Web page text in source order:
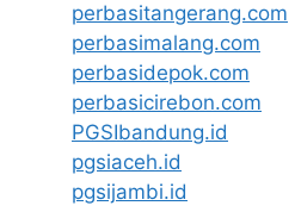
perbasitangerang.com
perbasimalang.com
perbasidepok.com
perbasicirebon.com
PGSIbandung.id
pgsiaceh.id
pgsijambi.id